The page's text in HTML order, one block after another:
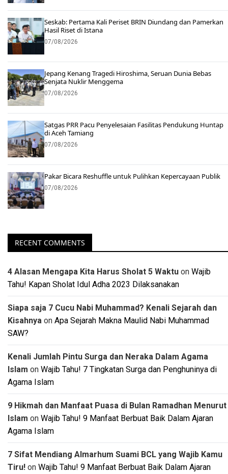
Seskab: Pertama Kali Periset BRIN Diundang dan Pamerkan
Hasil Riset di Istana
07/08/2026
Jepang Kenang Tragedi Hiroshima, Seruan Dunia Bebas
Senjata Nuklir Menggema
07/08/2026
Satgas PRR Pacu Penyelesaian Fasilitas Pendukung Huntap
di Aceh Tamiang
07/08/2026
Pakar Bicara Reshuffle untuk Pulihkan Kepercayaan Publik
07/08/2026
RECENT COMMENTS
4 Alasan Mengapa Kita Harus Sholat 5 Waktu on Wajib
Tahu! Kapan Sholat Idul Adha 2023 Dilaksanakan
Siapa saja 7 Cucu Nabi Muhammad? Kenali Sejarah dan
Kisahnya on Apa Sejarah Makna Maulid Nabi Muhammad
SAW?
Kenali Jumlah Pintu Surga dan Neraka Dalam Agama
Islam on Wajib Tahu! 7 Tingkatan Surga dan Penghuninya di
Agama Islam
9 Hikmah dan Manfaat Puasa di Bulan Ramadhan Menurut
Islam on Wajib Tahu! 9 Manfaat Berbuat Baik Dalam Ajaran
Agama Islam
7 Sifat Mendiang Almarhum Suami BCL yang Wajib Kamu
Tiru! on Wajib Tahu! 9 Manfaat Berbuat Baik Dalam Ajaran